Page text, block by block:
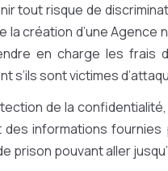
tout risque de
la création d’une
en charge les frais
s’ils sont victimes
de la
informations fournies
prison pouvant aller